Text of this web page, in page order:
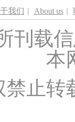
我们 | About us |
刊载
本
禁止转